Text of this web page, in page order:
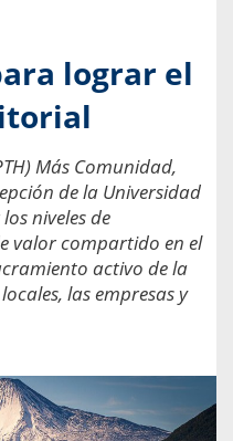
lograr el
Más Comunidad,
de la Universidad
niveles de
valor compartido en el
activo de la
las empresas y